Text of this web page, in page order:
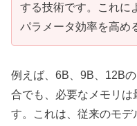
する技術です。これに
パラメータ効率を高め
例えば、6B、9B、12B
合でも、必要なメモリ
す。これは、従来のモ